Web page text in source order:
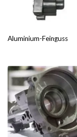
Aluminium-Feinguss